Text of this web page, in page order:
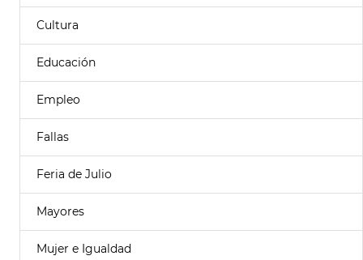
Cultura
Educación
Empleo
Fallas
Feria de Julio
Mayores
Mujer e Igualdad